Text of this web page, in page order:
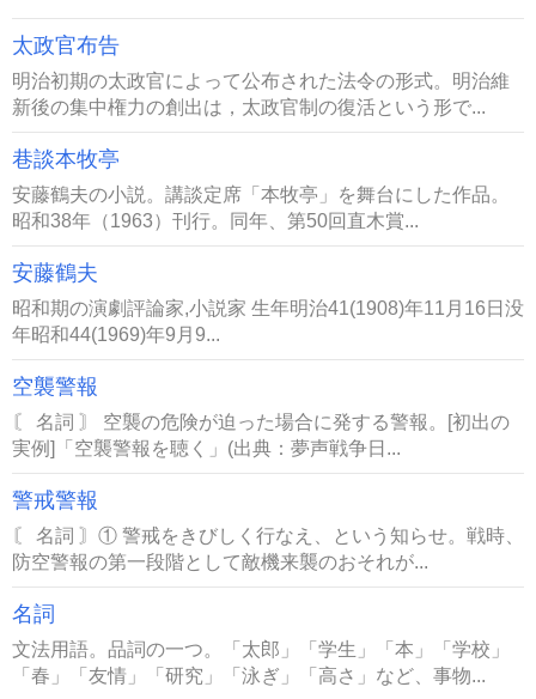
太政官布告
明治初期の太政官によって公布された法令の形式。明治維
新後の集中権力の創出は，太政官制の復活という形で...
巷談本牧亭
安藤鶴夫の小説。講談定席「本牧亭」を舞台にした作品。
昭和38年（1963）刊行。同年、第50回直木賞...
安藤鶴夫
昭和期の演劇評論家,小説家 生年明治41(1908)年11月16日没
年昭和44(1969)年9月9...
空襲警報
〘 名詞 〙 空襲の危険が迫った場合に発する警報。[初出の
実例]「空襲警報を聴く」(出典：夢声戦争日...
警戒警報
〘 名詞 〙① 警戒をきびしく行なえ、という知らせ。戦時、
防空警報の第一段階として敵機来襲のおそれが...
名詞
文法用語。品詞の一つ。「太郎」「学生」「本」「学校」
「春」「友情」「研究」「泳ぎ」「高さ」など、事物...